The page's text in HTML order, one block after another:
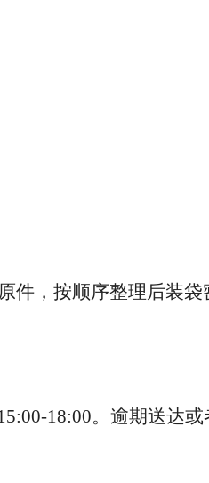
件，按顺序整理后装袋
18:00。逾期送达或